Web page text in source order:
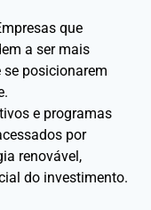
que
a ser mais
posicionarem
e programas
por
renovável,
do investimento.